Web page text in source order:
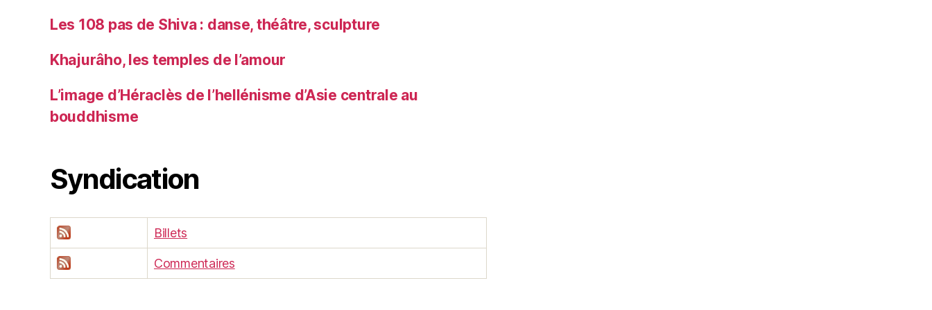
Les 108 pas de Shiva : danse, théâtre, sculpture
Khajurâho, les temples de l’amour
L’image d’Héraclès de l’hellénisme d’Asie centrale au
bouddhisme
Syndication
Billets
Commentaires